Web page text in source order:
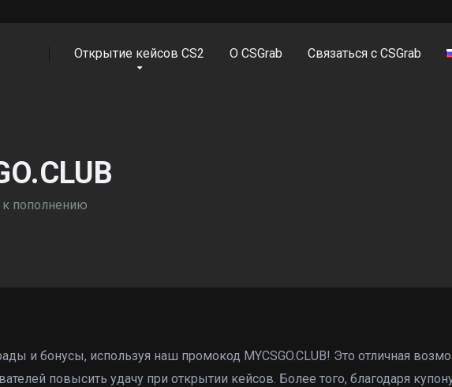
Открытие кейсов CS2 О CSGrab Связаться с CSGrab
к пополнению
и бонусы, используя наш промокод MYCSGO.CLUB! Это отличная
повысить удачу при открытии кейсов. Более того, благодаря купону